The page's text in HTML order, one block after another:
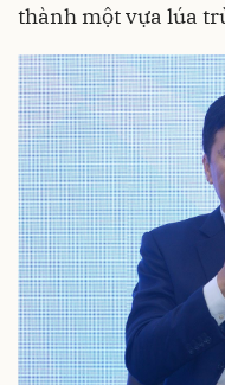
thành một vựa lúa